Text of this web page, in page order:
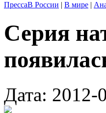
ПрессаВ России | В мире |
Серия
Дата: 2012-